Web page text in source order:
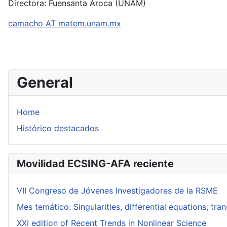
General
Home
Histórico destacados
Movilidad ECSING-AFA reciente
VII Congreso de Jóvenes Investigadores de la RSME
Mes temático: Singularities, differential equations,
XXI edition of Recent Trends in Nonlinear Science
Directora: Fuensanta Aroca (UNAM)
camacho AT matem.unam.mx